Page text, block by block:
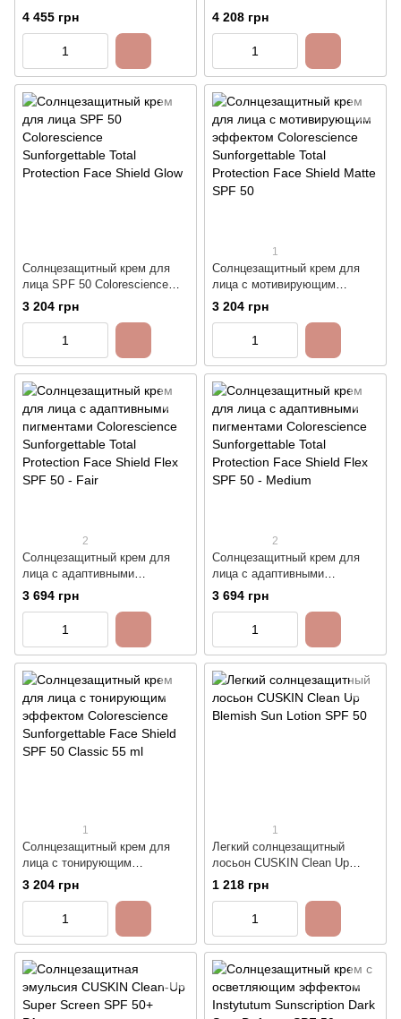
SPF40 - Ivory (светлый)
4 455 грн
SPF40 - Beige (бежевый)
4 208 грн
Солнцезащитный крем для
лица SPF 50 Colorescience
Sunforgettable Total Protection
Face Shield Glow
3 204 грн
1
Солнцезащитный крем для
лица с мотивирующим
эффектом Colorescience
Sunforgettable Total Protection
Face Shield Matte SPF 50
3 204 грн
2
Солнцезащитный крем для
лица c адаптивными
пигментами Colorescience
Sunforgettable Total Protection
Face Shield Flex SPF 50 - Fair
3 694 грн
2
Солнцезащитный крем для
лица c адаптивными
пигментами Colorescience
Sunforgettable Total Protection
Face Shield Flex SPF 50 -
Medium
3 694 грн
1
Солнцезащитный крем для
лица с тонирующим
эффектом Colorescience
Sunforgettable Face Shield
SPF 50 Classic 55 ml
3 204 грн
1
Легкий солнцезащитный
лосьон CUSKIN Clean Up
Blemish Sun Lotion SPF 50
1 218 грн